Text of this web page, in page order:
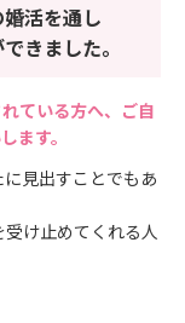
活を通し
きました。
ている方へ、ご自
ます。
見出すことでもあ
け止めてくれる人